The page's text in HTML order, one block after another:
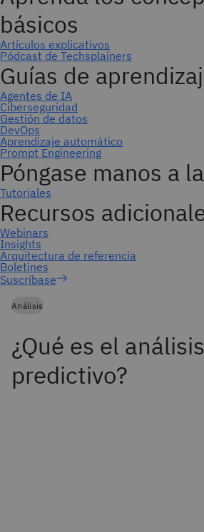
Suscríbase
Análisis
¿Qué es el análisis
predictivo?